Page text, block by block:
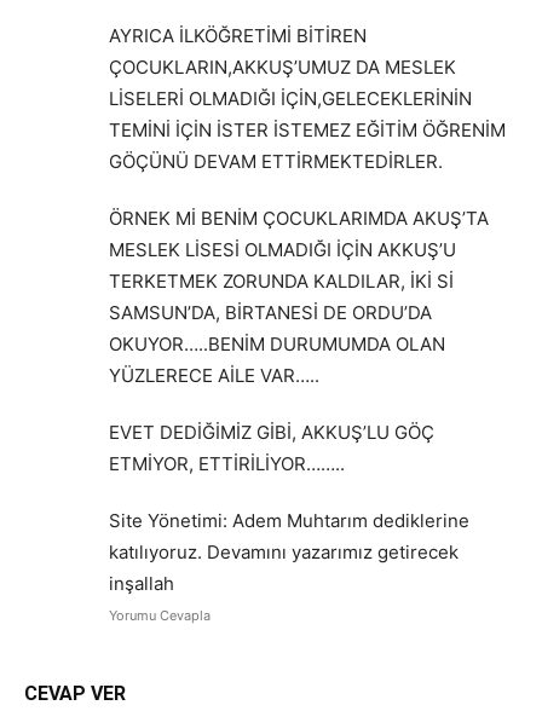
AYRICA İLKÖĞRETİMİ BİTİREN
ÇOCUKLARIN,AKKUŞ’UMUZ DA MESLEK
LİSELERİ OLMADIĞI İÇİN,GELECEKLERİNİN
TEMİNİ İÇİN İSTER İSTEMEZ EĞİTİM ÖĞRENİM
GÖÇÜNÜ DEVAM ETTİRMEKTEDİRLER.
ÖRNEK Mİ BENİM ÇOCUKLARIMDA AKUŞ’TA
MESLEK LİSESİ OLMADIĞI İÇİN AKKUŞ’U
TERKETMEK ZORUNDA KALDILAR, İKİ Sİ
SAMSUN’DA, BİRTANESİ DE ORDU’DA
OKUYOR…..BENİM DURUMUMDA OLAN
YÜZLERECE AİLE VAR…..
EVET DEDİĞİMİZ GİBİ, AKKUŞ’LU GÖÇ
ETMİYOR, ETTİRİLİYOR……..
Site Yönetimi: Adem Muhtarım dediklerine
katılıyoruz. Devamını yazarımız getirecek
inşallah
Yorumu Cevapla
CEVAP VER